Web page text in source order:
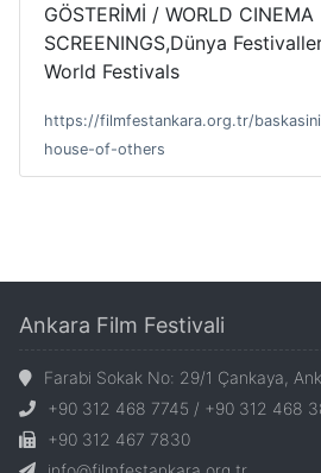
GÖSTERİMİ / WORLD CINEMA
SCREENINGS,Dünya
World Festivals
https://filmfestankara.org.tr/
house-of-others
Ankara Film Festivali
Farabi Sokak No: 29/1 Çankaya,
+90 312 468 7745 / +90 312 468
+90 312 467 7830